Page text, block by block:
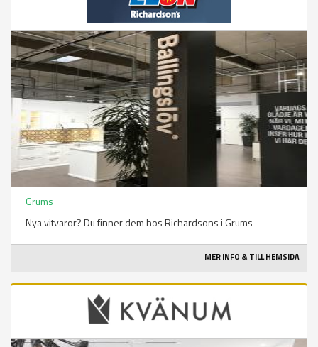
Grums
Nya vitvaror? Du finner dem hos Richardsons i Grums
MER INFO & TILL HEMSIDA